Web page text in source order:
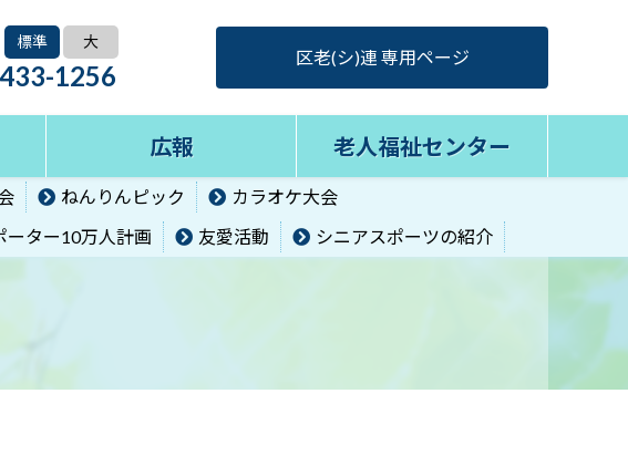
標準 大
1256
区老(シ)連 専用ページ
広報 老人福祉センター
ねんりんピック
カラオケ大会
ーター10万人計画 友愛活動 シニアスポーツの紹介